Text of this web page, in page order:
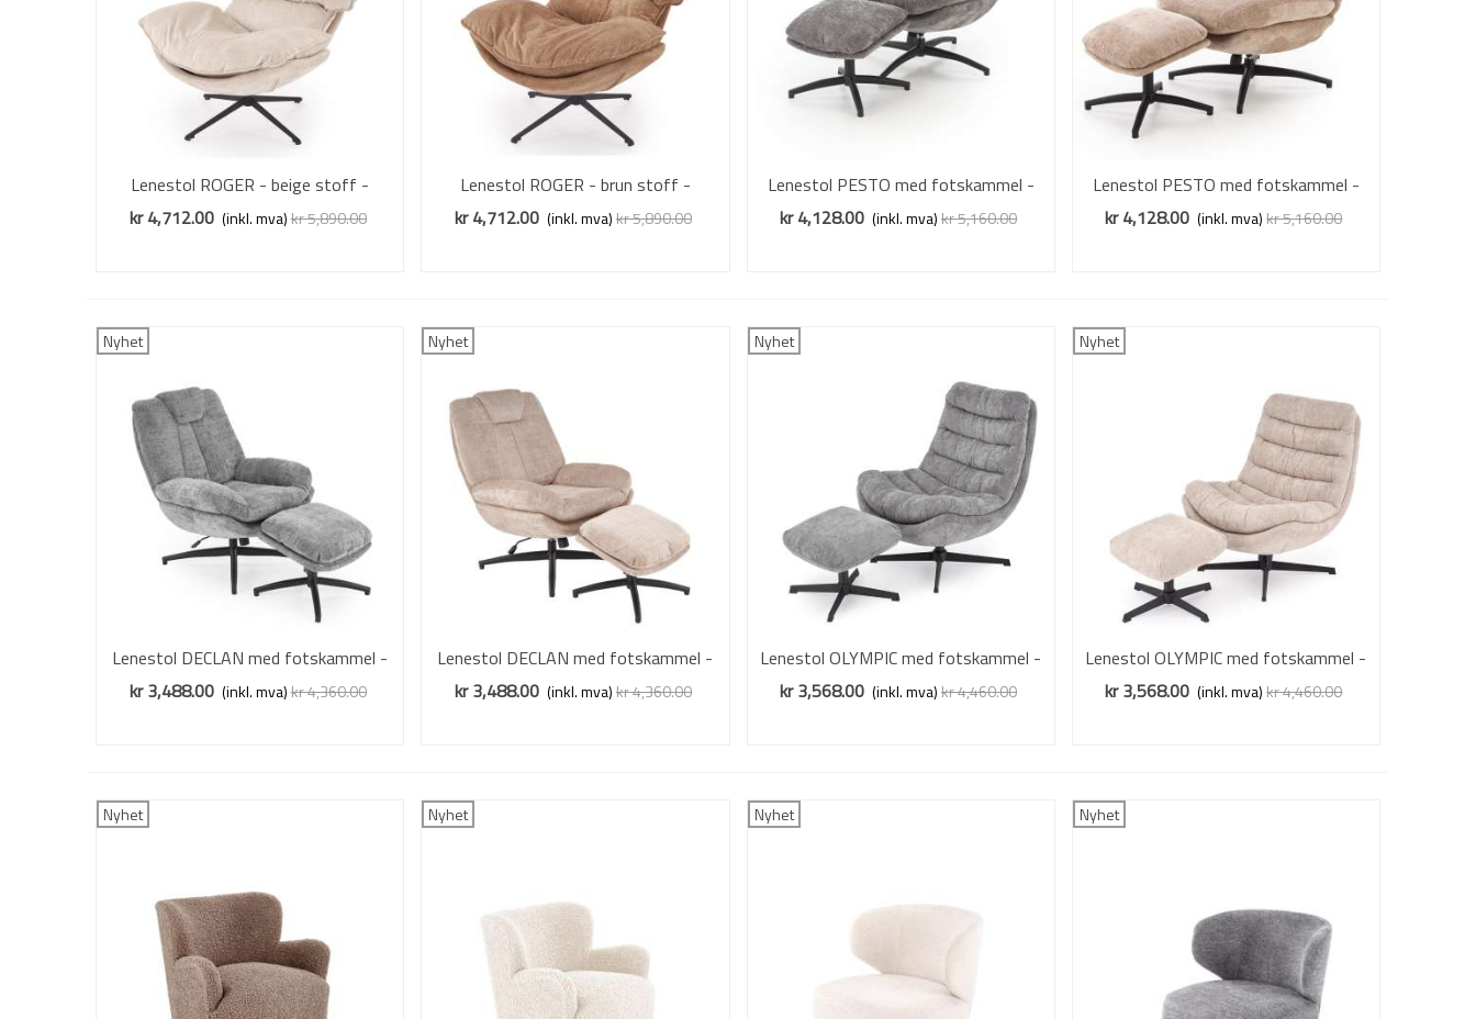
Vis mer
Lenestol ROGER - beige stoff -
svingbar
kr 4,712.00 (inkl. mva)kr 5,890.00
Vis mer
Lenestol ROGER - brun stoff -
svingbar
kr 4,712.00 (inkl. mva)kr 5,890.00
Vis mer
Lenestol PESTO med fotskammel -
stoff - grå
kr 4,128.00 (inkl. mva)kr 5,160.00
Vis mer
Lenestol PESTO med fotskammel -
stoff - beige
kr 4,128.00 (inkl. mva) kr 5,160.00
Nyhet
Vis mer
Lenestol DECLAN med fotskammel -
stoff - grå
kr 3,488.00 (inkl. mva)kr 4,360.00
Nyhet
Vis mer
Lenestol DECLAN med fotskammel -
stoff - beige
kr 3,488.00 (inkl. mva)kr 4,360.00
Nyhet
Vis mer
Lenestol OLYMPIC med fotskammel -
stoff - grå
kr 3,568.00 (inkl. mva)kr 4,460.00
Nyhet
Vis mer
Lenestol OLYMPIC med fotskammel -
stoff - cappucino
kr 3,568.00 (inkl. mva) kr 4,460.00
Nyhet Nyhet Nyhet Nyhet